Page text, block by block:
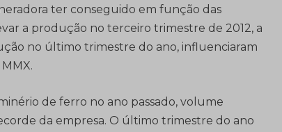
ter conseguido em função das
a produção no terceiro trimestre de 2012, a
no último trimestre do ano, influenciaram
de ferro no ano passado, volume
da empresa. O último trimestre do ano